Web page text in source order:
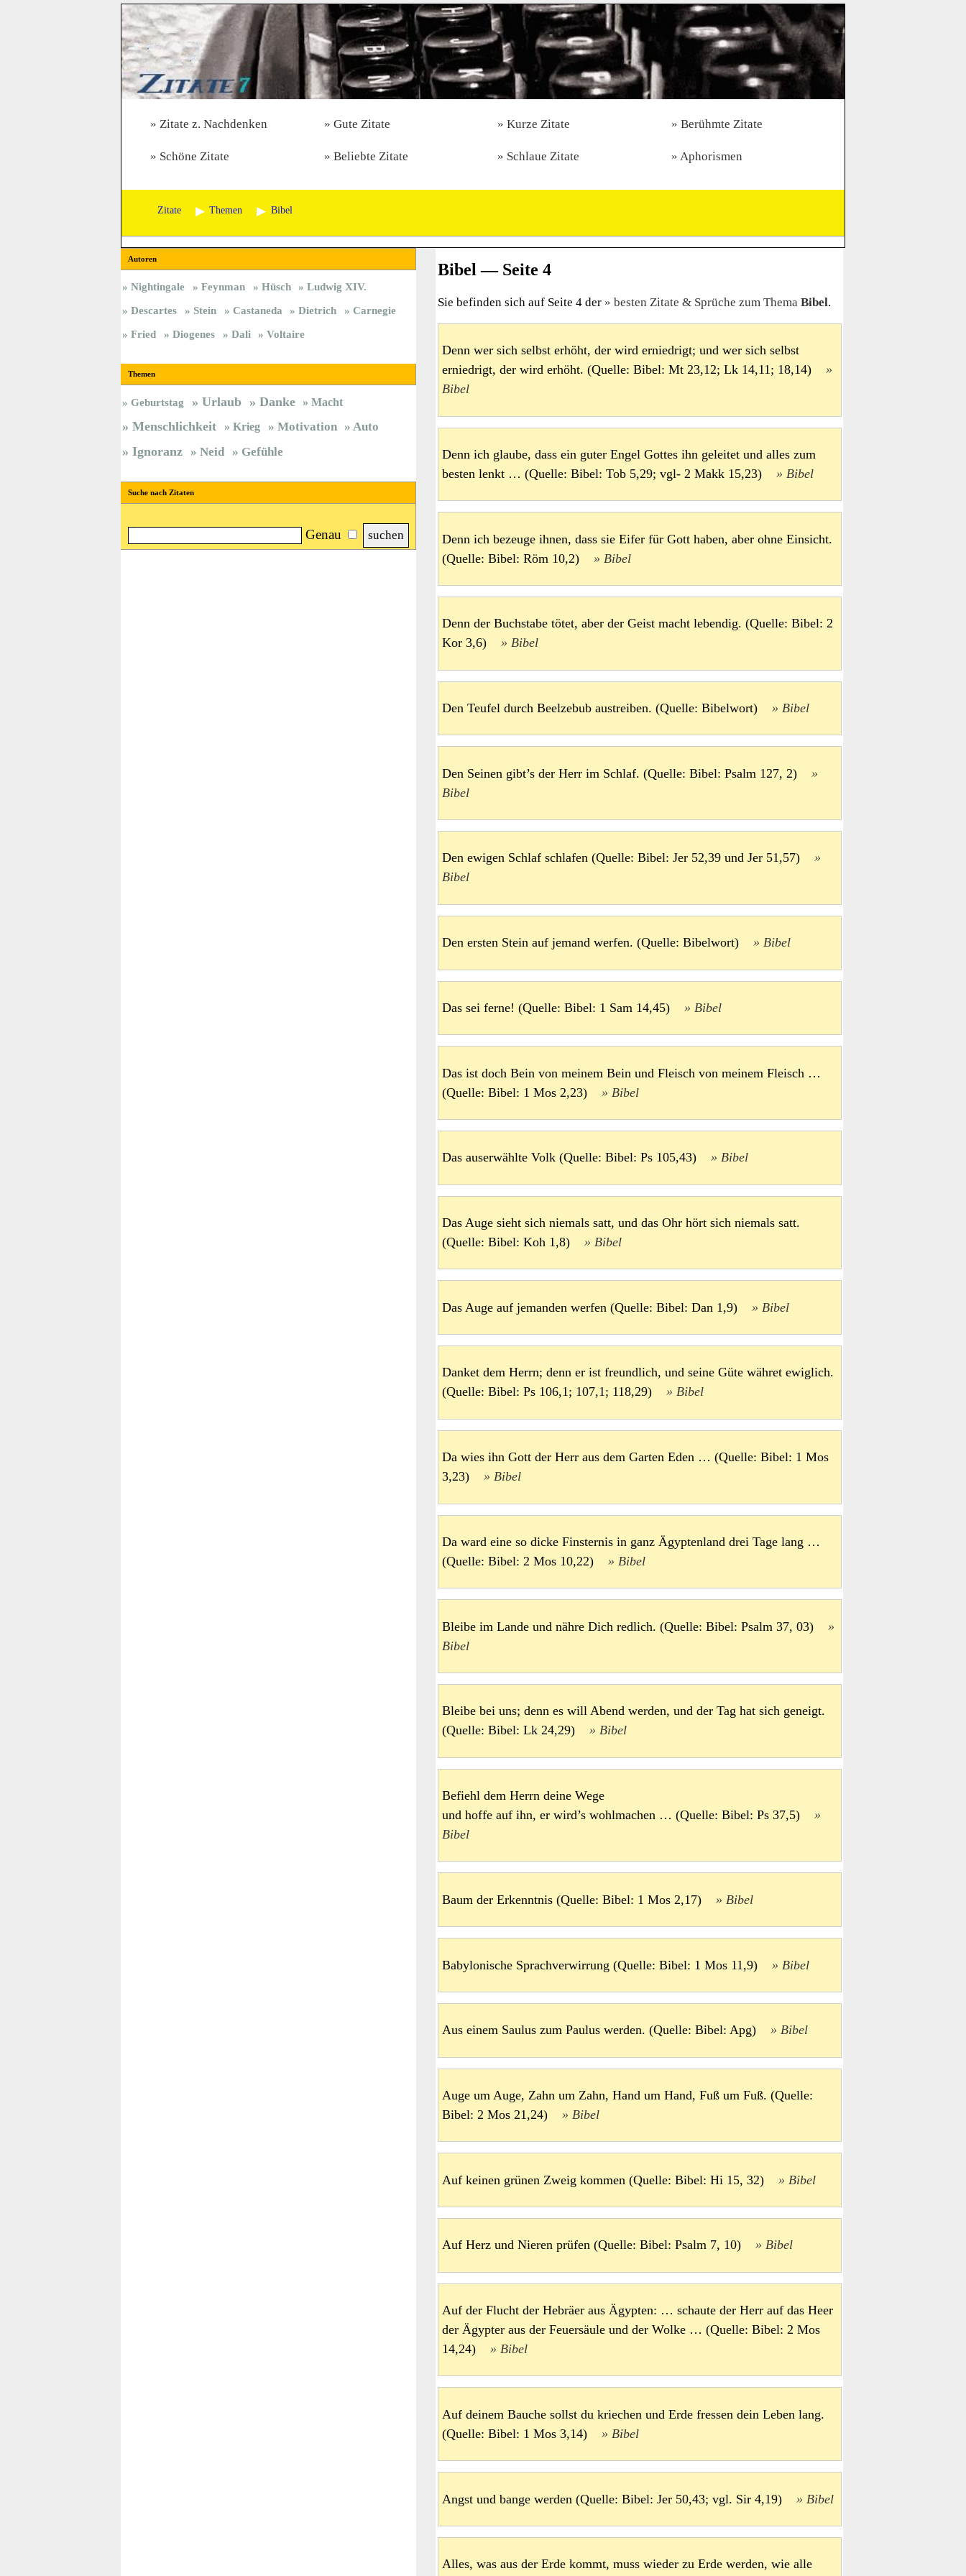
Zitate z. Nachdenken Gute Zitate Kurze Zitate Berühmte Zitate
Schöne Zitate Beliebte Zitate Schlaue Zitate Aphorismen
Zitate Themen Bibel
Bibel — Seite 4
Sie befinden sich auf Seite 4 der besten Zitate & Sprüche zum ThemaBibel.
Denn wer sich selbst erhöht, der wird erniedrigt; und wer sich selbst
erniedrigt, der wird erhöht. (Quelle: Bibel: Mt 23,12; Lk 14,11; 18,14)
Bibel
Denn ich glaube, dass ein guter Engel Gottes ihn geleitet und alles zum
besten lenkt … (Quelle: Bibel: Tob 5,29; vgl- 2 Makk 15,23)
Bibel
Denn ich bezeuge ihnen, dass sie Eifer für Gott haben, aber ohne Einsicht.
(Quelle: Bibel: Röm 10,2)
Bibel
Denn der Buchstabe tötet, aber der Geist macht lebendig. (Quelle: Bibel: 2
Kor 3,6)
Bibel
Den Teufel durch Beelzebub austreiben. (Quelle: Bibelwort) Bibel
Den Seinen gibt’s der Herr im Schlaf. (Quelle: Bibel: Psalm 127, 2)
Bibel
Den ewigen Schlaf schlafen (Quelle: Bibel: Jer 52,39 und Jer 51,57)
Bibel
Den ersten Stein auf jemand werfen. (Quelle: Bibelwort) Bibel
Das sei ferne! (Quelle: Bibel: 1 Sam 14,45) Bibel
Das ist doch Bein von meinem Bein und Fleisch von meinem Fleisch …
(Quelle: Bibel: 1 Mos 2,23)
Bibel
Das auserwählte Volk (Quelle: Bibel: Ps 105,43) Bibel
Das Auge sieht sich niemals satt, und das Ohr hört sich niemals satt.
(Quelle: Bibel: Koh 1,8)
Bibel
Das Auge auf jemanden werfen (Quelle: Bibel: Dan 1,9) Bibel
Danket dem Herrn; denn er ist freundlich, und seine Güte währet ewiglich.
(Quelle: Bibel: Ps 106,1; 107,1; 118,29)
Bibel
Da wies ihn Gott der Herr aus dem Garten Eden … (Quelle: Bibel: 1 Mos
3,23)
Bibel
Da ward eine so dicke Finsternis in ganz Ägyptenland drei Tage lang …
(Quelle: Bibel: 2 Mos 10,22)
Bibel
Bleibe im Lande und nähre Dich redlich. (Quelle: Bibel: Psalm 37, 03)
Bibel
Bleibe bei uns; denn es will Abend werden, und der Tag hat sich geneigt.
(Quelle: Bibel: Lk 24,29)
Bibel
Befiehl dem Herrn deine Wege
und hoffe auf ihn, er wird’s wohlmachen … (Quelle: Bibel: Ps 37,5)
Bibel
Baum der Erkenntnis (Quelle: Bibel: 1 Mos 2,17) Bibel
Babylonische Sprachverwirrung (Quelle: Bibel: 1 Mos 11,9) Bibel
Aus einem Saulus zum Paulus werden. (Quelle: Bibel: Apg) Bibel
Auge um Auge, Zahn um Zahn, Hand um Hand, Fuß um Fuß. (Quelle:
Bibel: 2 Mos 21,24)
Bibel
Auf keinen grünen Zweig kommen (Quelle: Bibel: Hi 15, 32) Bibel
Auf Herz und Nieren prüfen (Quelle: Bibel: Psalm 7, 10) Bibel
Auf der Flucht der Hebräer aus Ägypten: … schaute der Herr auf das Heer
der Ägypter aus der Feuersäule und der Wolke … (Quelle: Bibel: 2 Mos
14,24)
Bibel
Auf deinem Bauche sollst du kriechen und Erde fressen dein Leben lang.
(Quelle: Bibel: 1 Mos 3,14)
Bibel
Angst und bange werden (Quelle: Bibel: Jer 50,43; vgl. Sir 4,19) Bibel
Alles, was aus der Erde kommt, muss wieder zu Erde werden, wie alle
Autoren
Nightingale Feynman Hüsch
Ludwig XIV.
Descartes
Stein Castaneda Dietrich
Carnegie
Fried
Diogenes Dali Voltaire
Themen
Geburtstag Urlaub Danke Macht
Menschlichkeit Krieg Motivation Auto
Ignoranz Neid Gefühle
Suche nach Zitaten
Genau